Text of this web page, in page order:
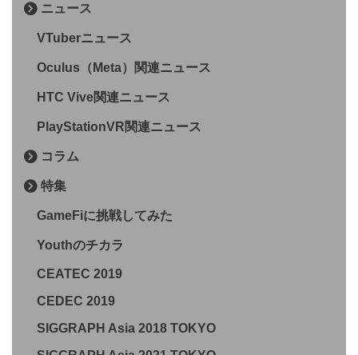
ニュース
VTuberニュース
Oculus（Meta）関連ニュース
HTC Vive関連ニュース
PlayStationVR関連ニュース
コラム
特集
GameFiに挑戦してみた
Youthのチカラ
CEATEC 2019
CEDEC 2019
SIGGRAPH Asia 2018 TOKYO